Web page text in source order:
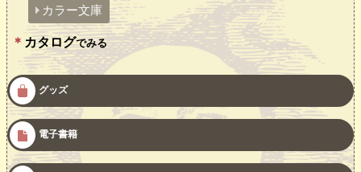
カラー文庫
カタログでみる
グッズ
電子書籍